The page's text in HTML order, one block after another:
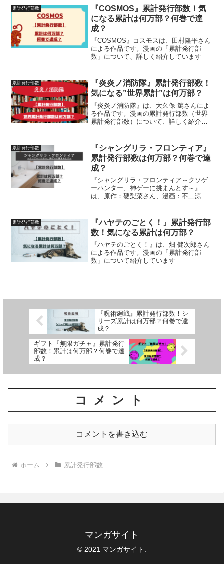
累計発行部数
『COSMOS』累計発行部数！気
になる累計は何万部？何巻で達
成？
『COSMOS』コスモスは、田村隆平さん
による作品です。漫画の「累計発行部
数」について、詳しく紹介しています
累計発行部数
『炎炎ノ消防隊』累計発行部数！
気になる”世界累計”は何万部？
『炎炎ノ消防隊』は、大久保 篤さんによ
る作品です。漫画の累計発行部数（世界
累計発行部数）について、詳しく紹介し
累計発行部数
『シャングリラ・フロンティア』
累計発行部数は何万部？何巻で達
成？
『シャングリラ・フロンティア～クソゲ
ーハンター、神ゲーに挑まんとす～』
は、原作：硬梨菜さん、漫画：不二涼介
累計発行部数
『ハヤテのごとく！』累計発行部
数！気になる累計は何万部？
『ハヤテのごとく！』は、畑 健次郎さん
による作品です。漫画の「累計発行部
数」について紹介しています
『呪術廻戦』累計発行部数！シ
リーズ累計は何万部？何巻で達
成？
ギフト『無限ガチャ』累計発行
部数！累計は何万部？何巻で達
成？
コメント
コメントを書き込む
ホーム 累計発行部数
マンガサイト
© 2021 マンガサイト.